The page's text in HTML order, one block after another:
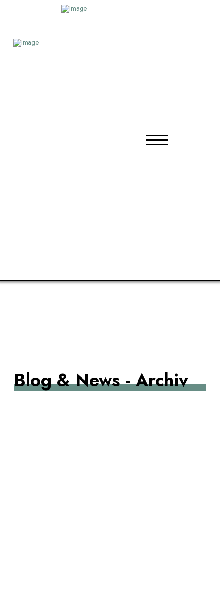
Blog & News - Archiv